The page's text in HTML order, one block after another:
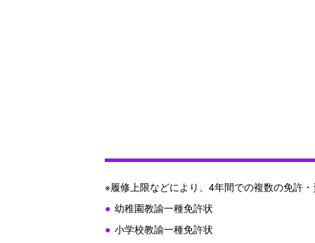
※履修上限などにより、4年間での複数の免許
幼稚園教諭一種免許状
小学校教諭一種免許状